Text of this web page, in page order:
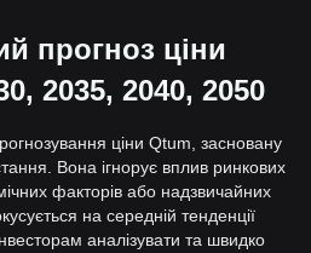
прогноз ціни
2035, 2040, 2050
ціни Qtum, засновану
Вона ігнорує вплив ринкових
факторів або надзвичайних
на середній тенденції
аналізувати та швидко